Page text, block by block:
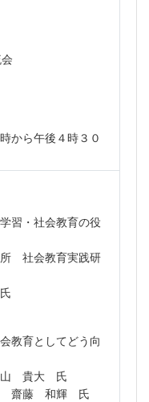
から午後４時３０
習・社会教育の役
社会教育実践研
教育としてどう向
山 貴大 氏
齋藤 和輝 氏